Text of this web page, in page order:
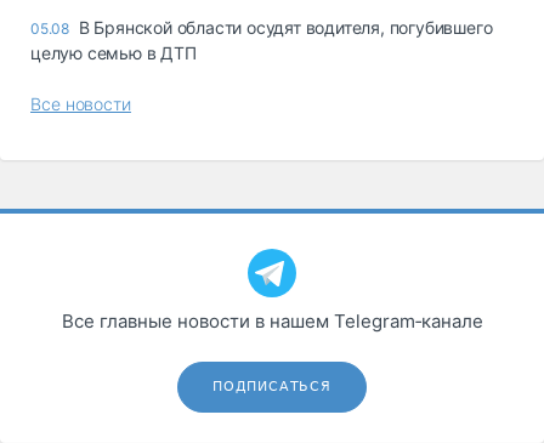
05.08 В Брянской области осудят водителя, погубившего
целую семью в ДТП
Все новости
Все главные новости в нашем Telegram‑канале
ПОДПИСАТЬСЯ